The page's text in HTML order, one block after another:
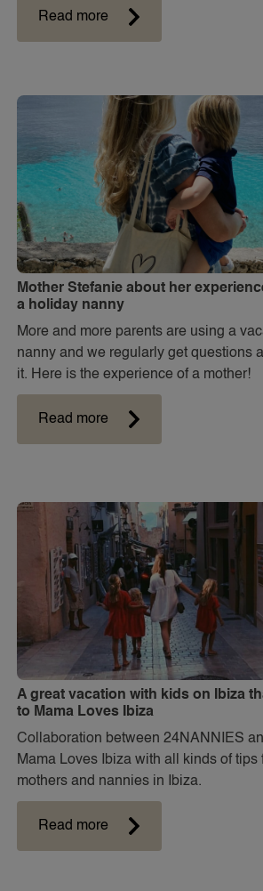
Read more
Mother Stefanie about her
a holiday nanny
More and more parents are using a
nanny and we regularly get questions
it. Here is the experience of a mother!
Read more
A great vacation with kids on Ibiza
to Mama Loves Ibiza
Collaboration between 24NANNIES
Mama Loves Ibiza with all kinds of tips
mothers and nannies in Ibiza.
Read more